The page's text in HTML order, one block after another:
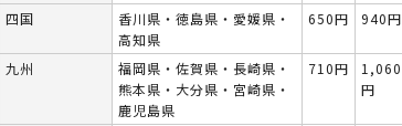
四国
香川県・徳島県・愛媛県・
高知県
650円 940円
九州
福岡県・佐賀県・長崎県・
熊本県・大分県・宮崎県・
鹿児島県
710円
1,060
円